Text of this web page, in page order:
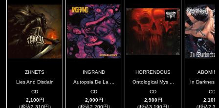
ZHNETS
Lies And Disdain
CD
2,100円
（税込2,310円）
INGRAND
Autopsia De La ...
CD
2,000円
（税込2,200円）
HORRENDOUS
Ontological Mys ...
CD
2,900円
（税込3,190円）
In Darkness
CD
2,100
（税込